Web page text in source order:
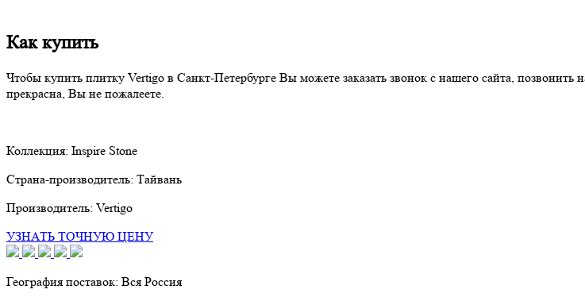
Как купить
Чтобы купить плитку Vertigo в Санкт-Петербурге Вы можете заказать звонок с нашего сайта, позвонить
прекрасна, Вы не пожалеете.
Коллекция: Inspire Stone
Страна-производитель: Тайвань
Производитель: Vertigo
УЗНАТЬ ТОЧНУЮ ЦЕНУ
География поставок: Вся Россия